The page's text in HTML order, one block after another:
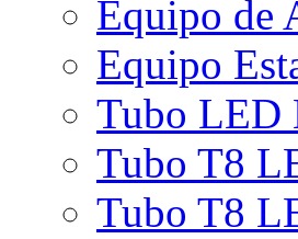
Equipo de
Equipo
Tubo LED
Tubo T8
Tubo T8